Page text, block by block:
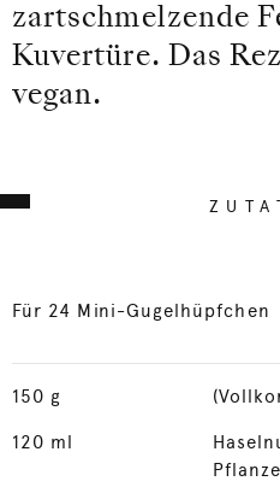
zartschmelzende
Kuvertüre. Das
vegan.
Für 24 Mini-Gugelhüpfchen
150 g
120 ml